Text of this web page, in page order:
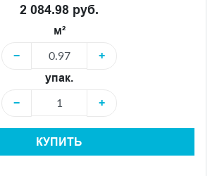
2 084.98 руб.
м²
−
+
упак.
−
+
КУПИТЬ